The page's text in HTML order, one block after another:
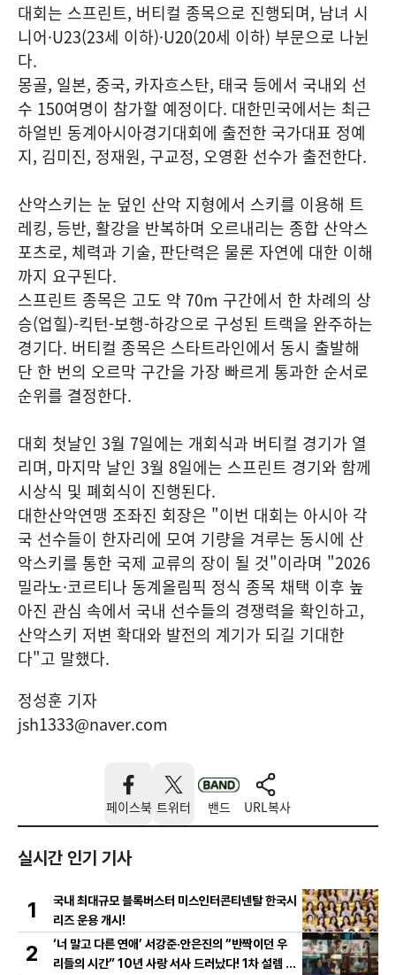
대회는 스프린트, 버티컬 종목으로 진행되며, 남녀 시
니어·U23(23세 이하)·U20(20세 이하) 부문으로 나뉜
다.
몽골, 일본, 중국, 카자흐스탄, 태국 등에서 국내외 선
수 150여명이 참가할 예정이다. 대한민국에서는 최근
하얼빈 동계아시아경기대회에 출전한 국가대표 정예
지, 김미진, 정재원, 구교정, 오영환 선수가 출전한다.
산악스키는 눈 덮인 산악 지형에서 스키를 이용해 트
레킹, 등반, 활강을 반복하며 오르내리는 종합 산악스
포츠로, 체력과 기술, 판단력은 물론 자연에 대한 이해
까지 요구된다.
스프린트 종목은 고도 약 70m 구간에서 한 차례의 상
승(업힐)-킥턴-보행-하강으로 구성된 트랙을 완주하는
경기다. 버티컬 종목은 스타트라인에서 동시 출발해
단 한 번의 오르막 구간을 가장 빠르게 통과한 순서로
순위를 결정한다.
대회 첫날인 3월 7일에는 개회식과 버티컬 경기가 열
리며, 마지막 날인 3월 8일에는 스프린트 경기와 함께
시상식 및 폐회식이 진행된다.
대한산악연맹 조좌진 회장은 "이번 대회는 아시아 각
국 선수들이 한자리에 모여 기량을 겨루는 동시에 산
악스키를 통한 국제 교류의 장이 될 것"이라며 "2026
밀라노·코르티나 동계올림픽 정식 종목 채택 이후 높
아진 관심 속에서 국내 선수들의 경쟁력을 확인하고,
산악스키 저변 확대와 발전의 계기가 되길 기대한
다"고 말했다.
정성훈 기자
jsh1333@naver.com
페이스북 트위터 밴드 URL복사
실시간 인기 기사
1
국내 최대규모 블록버스터 미스인터콘티넨탈 한국시
리즈 운용 개시!
2
‘너 말고 다른 연애’ 서강준·안은진의 “반짝이던 우
리들의 시간” 10년 사랑 서사 드러났다! 1차 설렘 티